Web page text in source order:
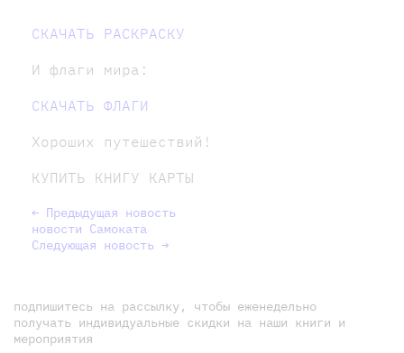
СКАЧАТЬ РАСКРАСКУ
И флаги мира:
СКАЧАТЬ ФЛАГИ
Хороших путешествий!
КУПИТЬ КНИГУ КАРТЫ
← Предыдущая новость
новости Самоката
Следующая новость →
подпишитесь на рассылку, чтобы еженедельно
получать индивидуальные скидки на наши книги и
мероприятия